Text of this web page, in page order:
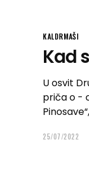
KALDRMAŠI
Kad
U osvit
priča o -
25/07/2022